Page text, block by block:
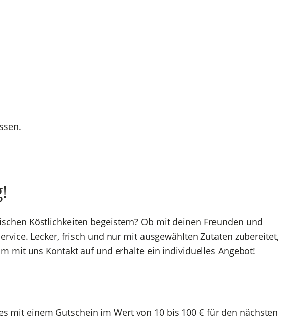
Köstlichkeiten begeistern? Ob mit deinen Freunden und
Lecker, frisch und nur mit ausgewählten Zutaten zubereitet,
mit uns Kontakt auf und erhalte ein individuelles Angebot!
mit einem Gutschein im Wert von 10 bis 100 € für den nächsten